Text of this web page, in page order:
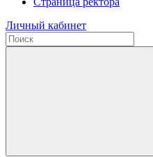
Личный кабинет